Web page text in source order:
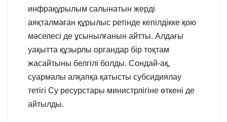
инфрақұрылым салынатын жерді
аяқталмаған құрылыс ретінде кепілдікке қою
мәселесі де ұсынылғанын айтты. Алдағы
уақытта құзырлы органдар бір тоқтам
жасайтыны белгілі болды. Сондай-ақ,
суармалы алқапқа қатысты субсидиялау
тетігі Су ресурстары министрлігіне өткені де
айтылды.